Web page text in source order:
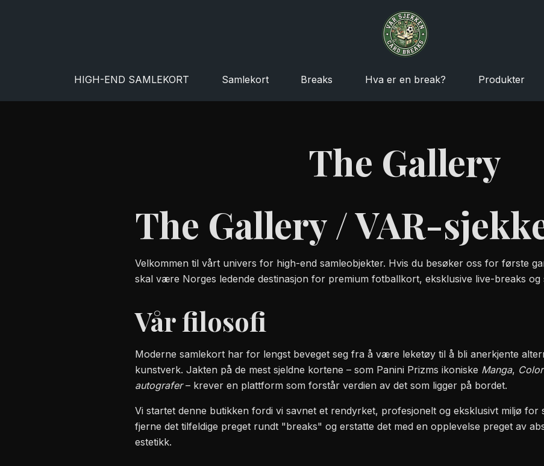
HIGH-END SAMLEKORT Samlekort Breaks Hva er en break? Produkter
The Gallery
The Gallery / VAR-
Velkommen til vårt univers for high-end samleobjekter. Hvis du besøker oss for første
skal være Norges ledende destinasjon for premium fotballkort, eksklusive live-breaks og
Vår filosofi
Moderne samlekort har for lengst beveget seg fra å være leketøy til å bli anerkjente
kunstverk. Jakten på de mest sjeldne kortene – som Panini Prizms ikoniske Manga,
autografer– krever en plattform som forstår verdien av det som ligger på bordet.
Vi startet denne butikken fordi vi savnet et rendyrket, profesjonelt og eksklusivt miljø for
fjerne det tilfeldige preget rundt "breaks" og erstatte det med en opplevelse preget av
estetikk.